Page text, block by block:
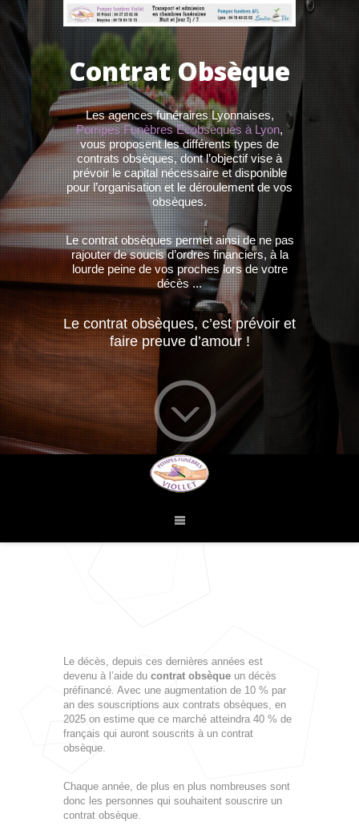
Contrat Obsèque
Les agences funéraires Lyonnaises,
Pompes Funèbres Ecobsèques à Lyon,
vous proposent les différents types de
contrats obsèques, dont l’objectif vise à
prévoir le capital nécessaire et disponible
pour l’organisation et le déroulement de vos
obsèques.
Le contrat obsèques permet ainsi de ne pas
rajouter de soucis d’ordres financiers, à la
lourde peine de vos proches lors de votre
décès ...
Le contrat obsèques, c’est prévoir et
faire preuve d’amour !
Le décès, depuis ces dernières années est
devenu à l’aide du contrat obsèque un décès
préfinancé. Avec une augmentation de 10 % par
an des souscriptions aux contrats obsèques, en
2025 on estime que ce marché atteindra 40 % de
français qui auront souscrits à un contrat
obsèque.
Chaque année, de plus en plus nombreuses sont
donc les personnes qui souhaitent souscrire un
contrat obsèque.